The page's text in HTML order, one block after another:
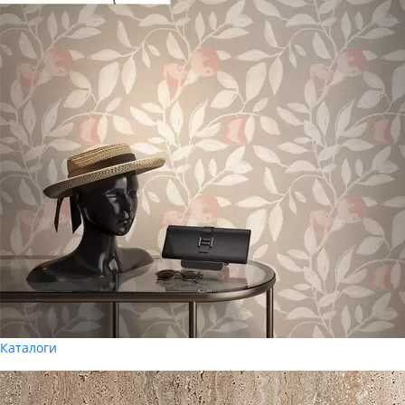
Каталоги